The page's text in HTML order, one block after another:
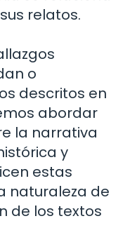
relatos.
o
descritos en
abordar
la narrativa
y
estas
naturaleza de
de los textos